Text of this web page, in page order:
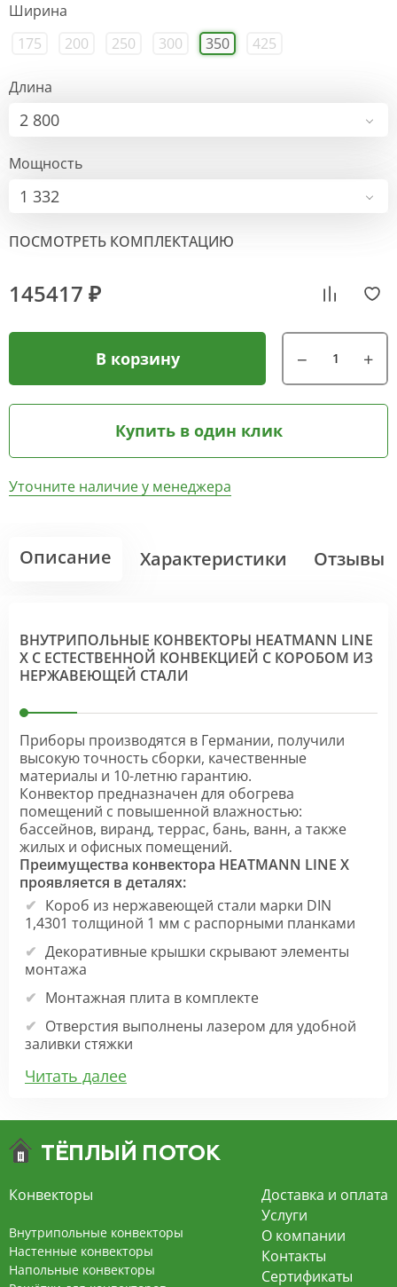
Ширина
175
200 250 300 350 425
Длина
2 800
Мощность
1 332
ПОСМОТРЕТЬ КОМПЛЕКТАЦИЮ
145417 ₽
В корзину
Купить в один клик
Уточните наличие у менеджера
Описание Характеристики Отзывы
ВНУТРИПОЛЬНЫЕ КОНВЕКТОРЫ HEATMANN LINE
X С ЕСТЕСТВЕННОЙ КОНВЕКЦИЕЙ С КОРОБОМ ИЗ
НЕРЖАВЕЮЩЕЙ СТАЛИ
Приборы производятся в Германии, получили
высокую точность сборки, качественные
материалы и 10-летню гарантию.
Конвектор предназначен для обогрева
помещений с повышенной влажностью:
бассейнов, виранд, террас, бань, ванн, а также
жилых и офисных помещений.
Преимущества конвектора HEATMANN LINE X
проявляется в деталях:
Короб из нержавеющей стали марки DIN
1,4301 толщиной 1 мм с распорными планками
Декоративные крышки скрывают элементы
монтажа
Монтажная плита в комплекте
Отверстия выполнены лазером для удобной
заливки стяжки
Прокладка под решёткой минимизирует шум
скрипы при расширении металла
Толщина стенки медной трубки 0,6 мм,
диаметр 15 мм
Гофрированная ламель толщиной 0,32 мм
Широкий выбор расцветок декоративной
решётки
Характеристики конвектора:
Читать далее
Конвекторы
Внутрипольные конвекторы
Настенные конвекторы
Напольные конвекторы
Доставка и оплата
Услуги
О компании
Контакты
Сертификаты